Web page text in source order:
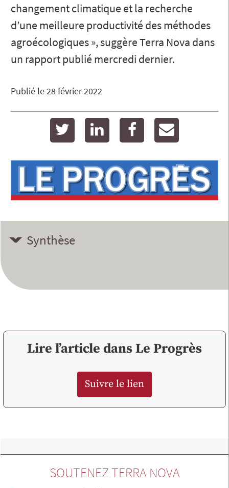
changement climatique et la recherche
d’une meilleure productivité des méthodes
agroécologiques », suggère Terra Nova dans
un rapport publié mercredi dernier.
Publié le28 février 2022
twitter linkedin facebook
Synthèse
Lire l’article dans Le Progrès
Suivre le lien
SOUTENEZ TERRA NOVA